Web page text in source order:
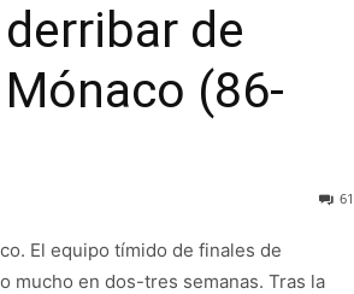
de
(86-
61
El equipo tímido de finales de
mucho en dos-tres semanas. Tras la